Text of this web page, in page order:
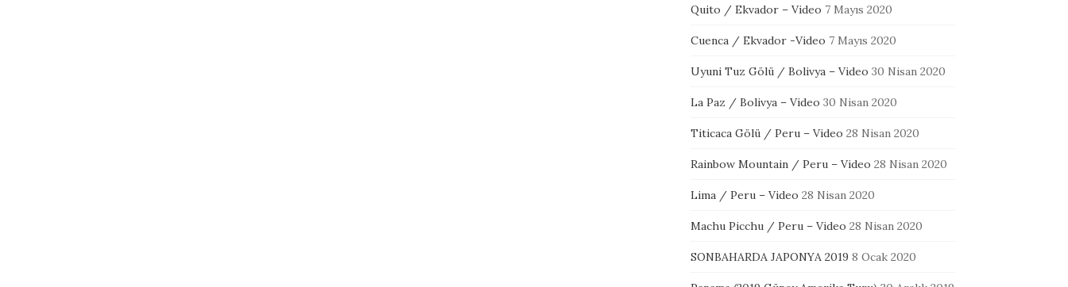
Quito / Ekvador – Video 7 Mayıs 2020
Cuenca / Ekvador -Video 7 Mayıs 2020
Uyuni Tuz Gölü / Bolivya – Video 30 Nisan 2020
La Paz / Bolivya – Video 30 Nisan 2020
Titicaca Gölü / Peru – Video 28 Nisan 2020
Rainbow Mountain / Peru – Video 28 Nisan 2020
Lima / Peru – Video 28 Nisan 2020
Machu Picchu / Peru – Video 28 Nisan 2020
SONBAHARDA JAPONYA 2019 8 Ocak 2020